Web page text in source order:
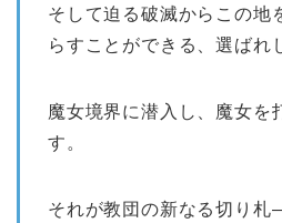
そして迫る破滅からこの地
らすことができる、選ばれ
魔女境界に潜入し、魔女を
す。
それが教団の新なる切り